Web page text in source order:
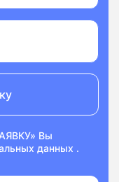
Вы
данных .